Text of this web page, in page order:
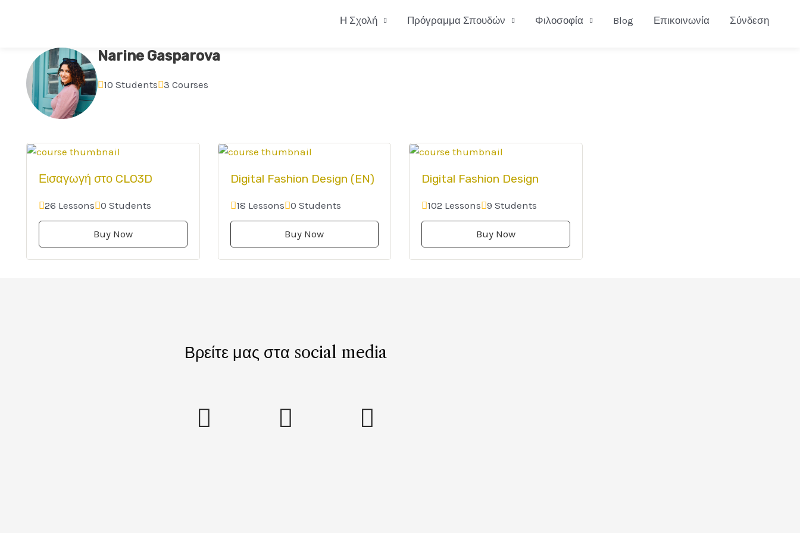
Η Σχολή Πρόγραμμα Σπουδών Φιλοσοφία Blog Επικοινωνία Σύνδεση
Narine Gasparova
10 Students 3 Courses
Εισαγωγή στο CLO3D
26 Lessons 0 Students
Buy Now
Digital Fashion Design (EN)
18 Lessons 0 Students
Buy Now
Digital Fashion Design
102 Lessons 9 Students
Buy Now
Βρείτε μας στα social media